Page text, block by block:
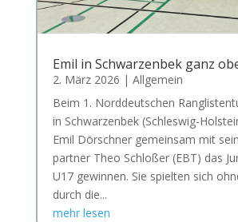
Emil in Schwarzenbek ganz
2. März 2026 | Allgemein
Beim 1. Nord­deut­schen
in Schwar­zen­bek (Schles­wig-
Emil Dör­sch­ner gemein­sam mit
part­ner Theo Schlo­ßer (EBT) das
U17 gewin­nen. Sie spiel­ten sich
durch die...
mehr lesen